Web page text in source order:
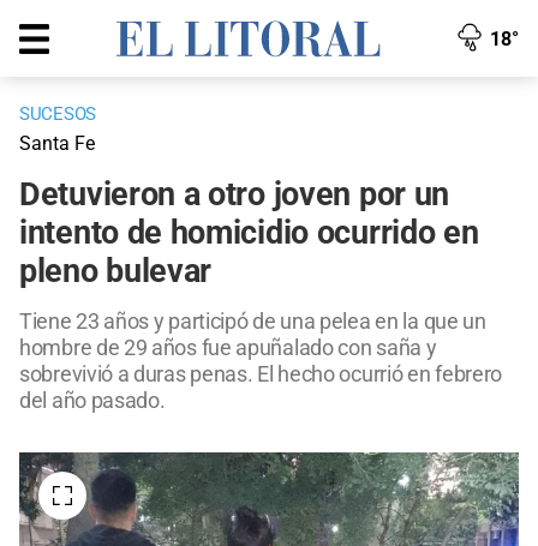
18°
SUCESOS
Santa Fe
Detuvieron a otro joven por un
intento de homicidio ocurrido en
pleno bulevar
Tiene 23 años y participó de una pelea en la que un
hombre de 29 años fue apuñalado con saña y
sobrevivió a duras penas. El hecho ocurrió en febrero
del año pasado.